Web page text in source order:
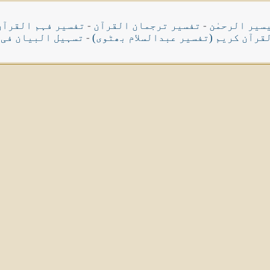
الرحمٰن - تفسیر ترجمان القرآن - تفسیر فہم
کریم (تفسیر عبدالسلام بھٹوی) - تسہیل البیان